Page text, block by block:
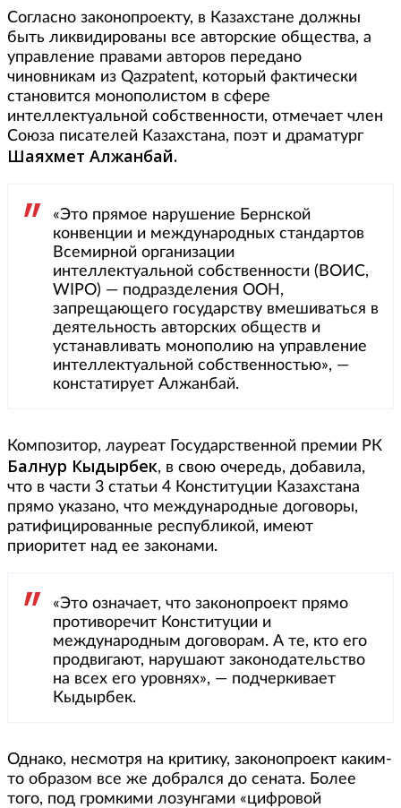
Согласно законопроекту, в Казахстане должны
быть ликвидированы все авторские общества, а
управление правами авторов передано
чиновникам из Qazpatent, который фактически
становится монополистом в сфере
интеллектуальной собственности, отмечает член
Союза писателей Казахстана, поэт и драматург
Шаяхмет Алжанбай.
«Это прямое нарушение Бернской
конвенции и международных стандартов
Всемирной организации
интеллектуальной собственности (ВОИС,
WIPO) — подразделения ООН,
запрещающего государству вмешиваться в
деятельность авторских обществ и
устанавливать монополию на управление
интеллектуальной собственностью», —
констатирует Алжанбай.
Композитор, лауреат Государственной премии РК
Балнур Кыдырбек, в свою очередь, добавила,
что в части 3 статьи 4 Конституции Казахстана
прямо указано, что международные договоры,
ратифицированные республикой, имеют
приоритет над ее законами.
«Это означает, что законопроект прямо
противоречит Конституции и
международным договорам. А те, кто его
продвигают, нарушают законодательство
на всех его уровнях», — подчеркивает
Кыдырбек.
Однако, несмотря на критику, законопроект каким-
то образом все же добрался до сената. Более
того, под громкими лозунгами «цифровой